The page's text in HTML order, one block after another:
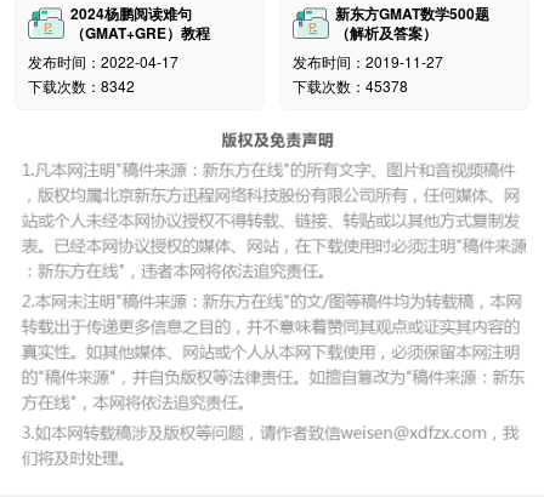
2024杨鹏阅读难句
（GMAT+GRE）教程
发布时间：2022-04-17
下载次数：8342
新东方GMAT数学500题
（解析及答案）
发布时间：2019-11-27
下载次数：45378